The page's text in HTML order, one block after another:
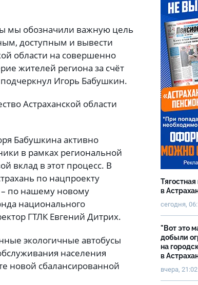
мы обозначили важную цель
доступным и вывести
области на совершенно
жителей региона за счёт
Игорь Бабушкин.
Астраханской области
Бабушкина активно
в рамках региональной
вклад в этот процесс. В
по нацпроекту
– по нашему новому
национального
ГТЛК Евгений Дитрих.
экологичные автобусы
населения
новой сбалансированной
в
сегодня,
"Вот это
добыли
на
в
вчера, 21:02